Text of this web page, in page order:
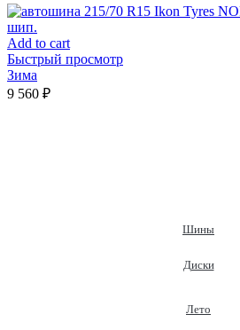
Add to cart
Быстрый просмотр
Зима
9 560 ₽
Шины
Диски
Лето